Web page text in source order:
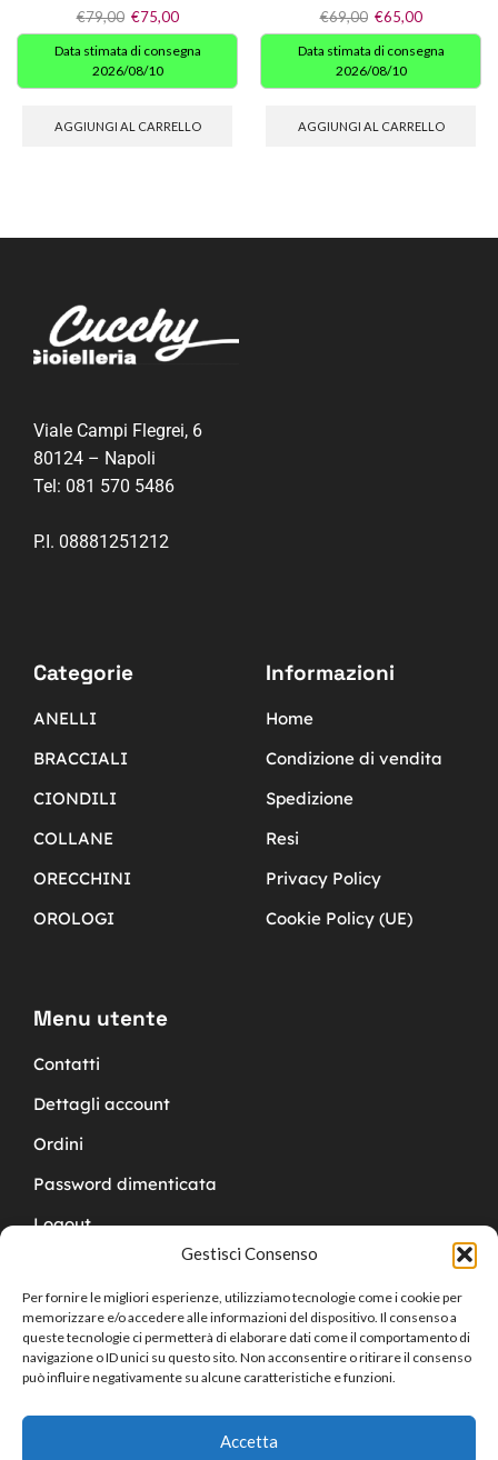
Gestisci Consenso
Per fornire le migliori esperienze, utilizziamo tecnologie come i cookie per
memorizzare e/o accedere alle informazioni del dispositivo. Il consenso a
queste tecnologie ci permetterà di elaborare dati come il comportamento di
navigazione o ID unici su questo sito. Non acconsentire o ritirare il consenso
può influire negativamente su alcune caratteristiche e funzioni.
Accetta
€79,00 €75,00
Data stimata di consegna
2026/08/10
AGGIUNGI AL CARRELLO
€69,00 €65,00
Data stimata di consegna
2026/08/10
AGGIUNGI AL CARRELLO
Viale Campi Flegrei, 6
80124 – Napoli
Tel: 081 570 5486
P.I. 08881251212
Categorie
ANELLI
BRACCIALI
CIONDILI
COLLANE
ORECCHINI
OROLOGI
Informazioni
Home
Condizione di vendita
Spedizione
Resi
Privacy Policy
Cookie Policy (UE)
Menu utente
Contatti
Dettagli account
Ordini
Password dimenticata
Logout
Copyright © 2024 Cucchy Gioielleria